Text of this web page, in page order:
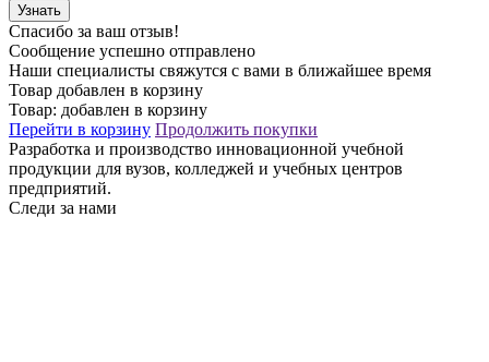
Узнать
Спасибо за ваш отзыв!
Сообщение успешно отправлено
Наши специалисты свяжутся с вами в ближайшее время
Товар добавлен в корзину
Товар: добавлен в корзину
Перейти в корзину Продолжить покупки
Разработка и производство инновационной учебной
продукции для вузов, колледжей и учебных центров
предприятий.
Следи за нами